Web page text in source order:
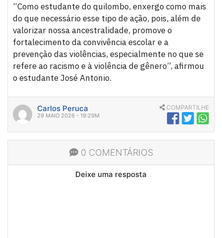
“Como estudante do quilombo, enxergo como mais
do que necessário esse tipo de ação, pois, além de
valorizar nossa ancestralidade, promove o
fortalecimento da convivência escolar e a
prevenção das violências, especialmente no que se
refere ao racismo e à violência de gênero”, afirmou
o estudante José Antonio.
Carlos Peruca
29 MAIO 2026 - 19:29M
COMPARTILHE
0 COMENTÁRIOS
Deixe uma resposta